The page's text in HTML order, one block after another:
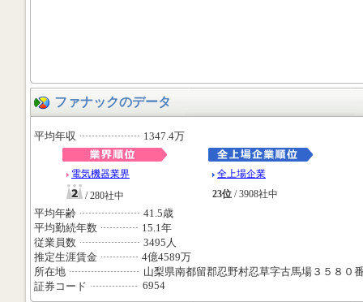
ファナックのデータ
平均年収 1347.4万
電気機器業界
/ 280社中
全上場企業
23位 / 3908社中
平均年齢
41.5歳
平均勤続年数
15.1年
従業員数
3495人
推定生涯賃金
4億4589万
所在地
山梨県南都留郡忍野村忍草字古馬場３５８０
証券コード
6954